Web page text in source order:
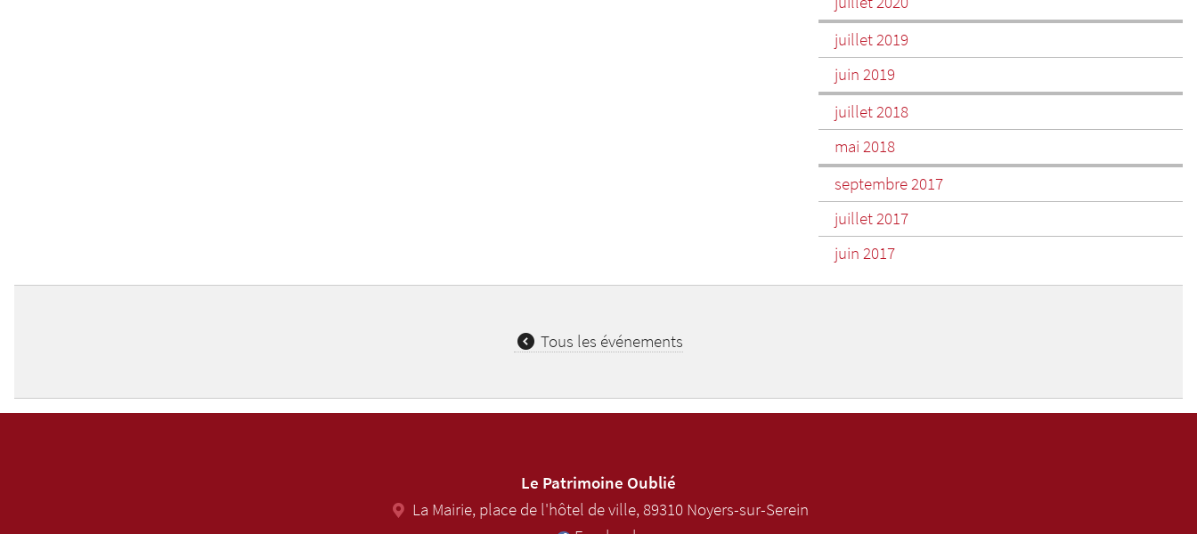
juillet 2019
juin 2019
juillet 2018
mai 2018
septembre 2017
juillet 2017
juin 2017
Tous les événements
Le Patrimoine Oublié
La Mairie, place de l'hôtel de ville,89310 Noyers-sur-Serein